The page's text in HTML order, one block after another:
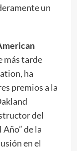
un
más tarde
ha
premios a la
del
de la
en el